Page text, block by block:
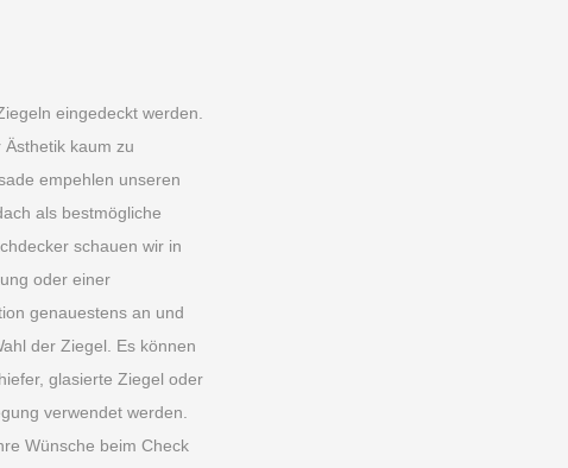
eingedeckt werden.
kaum zu
empehlen unseren
als bestmögliche
schauen wir in
oder einer
genauestens an und
der Ziegel. Es können
glasierte Ziegel oder
verwendet werden.
Wünsche beim Check